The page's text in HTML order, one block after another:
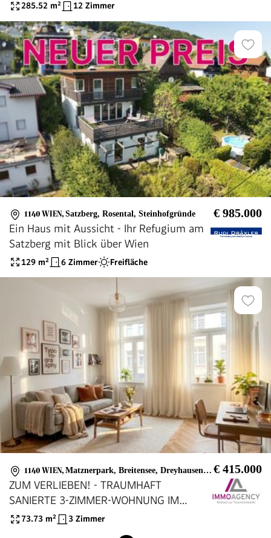
285.52 m² 12 Zimmer
1140 WIEN, Satzberg, Rosental, Steinhofgründe € 985.000
Ein Haus mit Aussicht - Ihr Refugium am
Satzberg mit Blick über Wien
129 m² 6 Zimmer Freifläche
1140 WIEN, Matznerpark, Breitensee, Dreyhausenstraße € 415.000
ZUM VERLIEBEN! - TRAUMHAFT
SANIERTE 3-ZIMMER-WOHNUNG IM
STILALTBAU, BALKON IN DEN
73.73 m² 3 Zimmer